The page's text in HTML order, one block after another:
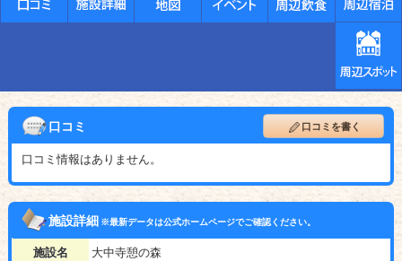
口コミ 口コミを書く
口コミ情報はありません。
施設詳細※最新データは公式ホームページでご確認ください。
施設名 大中寺憩の森